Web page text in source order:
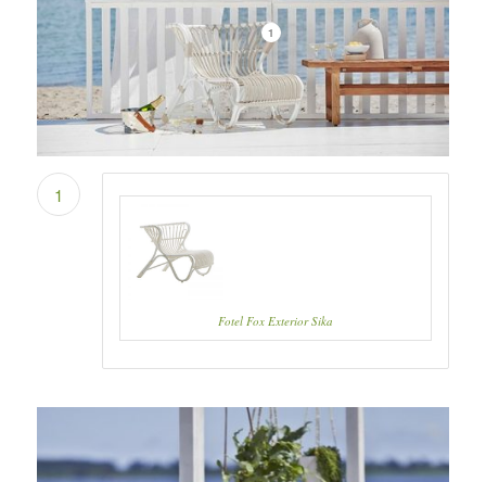
1
1
Fotel Fox Exterior Sika